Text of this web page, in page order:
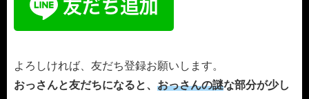
よろしければ、友だち登録お願いします。
おっさんと友だちになると、 おっさんの謎な部分が少し